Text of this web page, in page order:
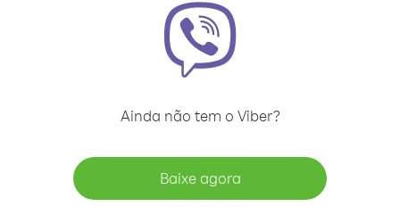
Ainda não tem o Viber?
Baixe agora